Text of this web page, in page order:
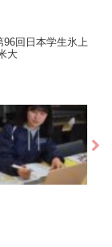
回日本学生氷上
大